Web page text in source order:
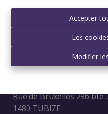
Accepter
Les
Modifier
Contact
Rue de Bruxelles 296 bte
1480 TUBIZE